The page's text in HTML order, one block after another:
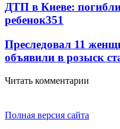
ДТП в Киеве:
ребенок351
Преследовал 11
объявили в розыск
Читать комментарии
Полная версия сайта